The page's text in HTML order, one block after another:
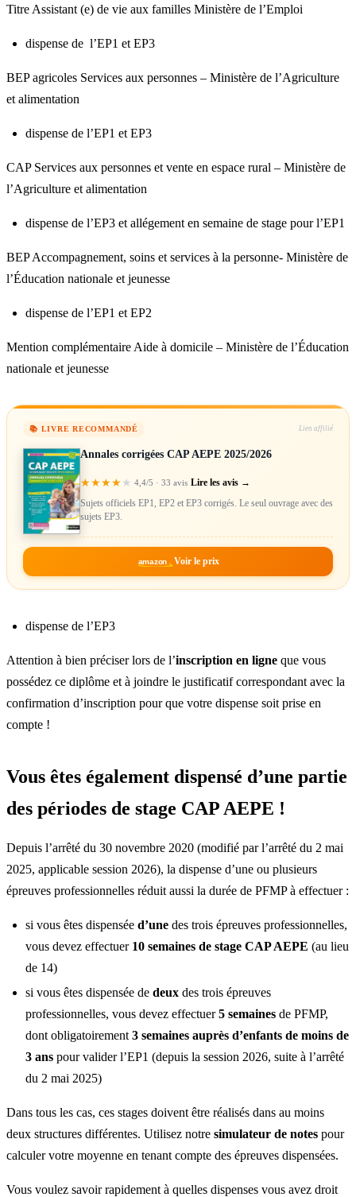
Titre Assistant (e) de vie aux familles Ministère de l’Emploi​
dispense de l’EP1 et EP3
BEP agricoles Services aux personnes – Ministère de l’Agriculture
et alimentation​
dispense de l’EP1 et EP3
CAP Services aux personnes et vente en espace rural – Ministère de
l’Agriculture et alimentation​
dispense de l’EP3 et allégement en semaine de stage pour l’EP1
BEP Accompagnement, soins et services à la personne- Ministère de
l’Éducation nationale et jeunesse​
dispense de l’EP1 et EP2
Mention complémentaire Aide à domicile – Ministère de l’Éducation
nationale et jeunesse​
📚 LIVRE RECOMMANDÉ Lien affilié
Annales corrigées CAP AEPE 2025/2026
★★★★ ★ 4,4/5 · 33 avis Lire les avis →
Sujets officiels EP1, EP2 et EP3 corrigés. Le seul ouvrage avec des
sujets EP3.
amazon Voir le prix
dispense de l’EP3
Attention à bien préciser lors de l’inscription en ligne que vous
possédez ce diplôme et à joindre le justificatif correspondant avec la
confirmation d’inscription pour que votre dispense soit prise en
compte !
Vous êtes également dispensé d’une partie
des périodes de stage CAP AEPE !
Depuis l’arrêté du 30 novembre 2020 (modifié par l’arrêté du 2 mai
2025, applicable session 2026), la dispense d’une ou plusieurs
épreuves professionnelles réduit aussi la durée de PFMP à effectuer :
si vous êtes dispensée d’une des trois épreuves professionnelles,
vous devez effectuer 10 semaines de stage CAP AEPE (au lieu
de 14)
si vous êtes dispensée de deux des trois épreuves
professionnelles, vous devez effectuer5 semaines de PFMP,
dont obligatoirement 3 semaines auprès d’enfants de moins de
3 ans pour valider l’EP1 (depuis la session 2026, suite à l’arrêté
du 2 mai 2025)
Dans tous les cas, ces stages doivent être réalisés dans au moins
deux structures différentes. Utilisez notre simulateur de notes pour
calculer votre moyenne en tenant compte des épreuves dispensées.
Vous voulez savoir rapidement à quelles dispenses vous avez droit